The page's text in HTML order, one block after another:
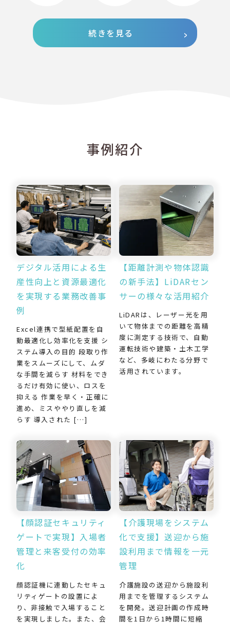
続きを見る
事例紹介
デジタル活用による生
産性向上と資源最適化
を実現する業務改善事
例
Excel連携で型紙配置を自
動最適化し効率化を支援 シ
ステム導入の目的 段取り作
業をスムーズにして、ムダ
な手間を減らす 材料をでき
るだけ有効に使い、ロスを
抑える 作業を早く・正確に
進め、ミスややり直しを減
らす 導入された […]
【距離計測や物体認識
の新手法】LiDARセン
サーの様々な活用紹介
LiDARは、レーザー光を用
いて物体までの距離を高精
度に測定する技術で、自動
運転技術や建築・土木工学
など、多岐にわたる分野で
活用されています。
【顔認証セキュリティ
ゲートで実現】入場者
管理と来客受付の効率
化
顔認証機に連動したセキュ
リティゲートの設置によ
り、非接触で入場すること
を実現しました。また、会
【介護現場をシステム
化で支援】送迎から施
設利用まで情報を一元
管理
介護施設の送迎から施設利
用までを管理するシステム
を開発。送迎計画の作成時
間を1日から1時間に短縮